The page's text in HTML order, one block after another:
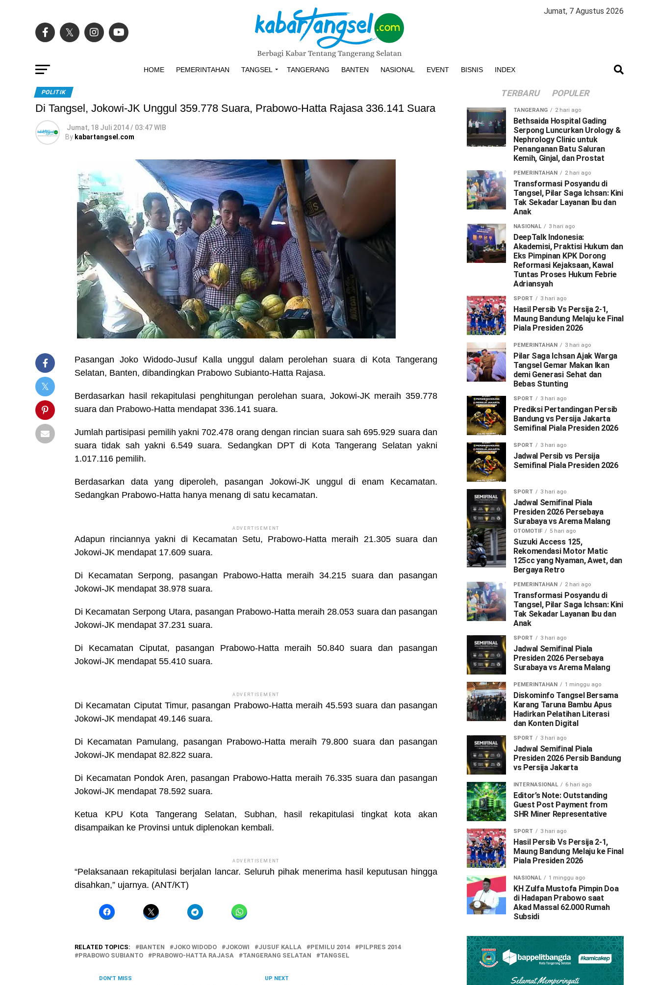
Jumat, 7 Agustus 2026
HOME PEMERINTAHAN TANGSEL TANGERANG BANTEN NASIONAL EVENT BISNIS INDEX
POLITIK
Di Tangsel, Jokowi-JK Unggul 359.778 Suara, Prabowo-Hatta Rajasa 336.141 Suara
Jumat, 18 Juli 2014 / 03:47 WIB
By kabartangsel.com
Pasangan Joko Widodo-Jusuf Kalla unggul dalam perolehan suara di Kota Tangerang
Selatan, Banten, dibandingkan Prabowo Subianto-Hatta Rajasa.
Berdasarkan hasil rekapitulasi penghitungan perolehan suara, Jokowi-JK meraih 359.778
suara dan Prabowo-Hatta mendapat 336.141 suara.
Jumlah partisipasi pemilih yakni 702.478 orang dengan rincian suara sah 695.929 suara dan
suara tidak sah yakni 6.549 suara. Sedangkan DPT di Kota Tangerang Selatan yakni
1.017.116 pemilih.
Berdasarkan data yang diperoleh, pasangan Jokowi-JK unggul di enam Kecamatan.
Sedangkan Prabowo-Hatta hanya menang di satu kecamatan.
ADVERTISEMENT
Adapun rinciannya yakni di Kecamatan Setu, Prabowo-Hatta meraih 21.305 suara dan
Jokowi-JK mendapat 17.609 suara.
Di Kecamatan Serpong, pasangan Prabowo-Hatta meraih 34.215 suara dan pasangan
Jokowi-JK mendapat 38.978 suara.
Di Kecamatan Serpong Utara, pasangan Prabowo-Hatta meraih 28.053 suara dan pasangan
Jokowi-JK mendapat 37.231 suara.
Di Kecamatan Ciputat, pasangan Prabowo-Hatta meraih 50.840 suara dan pasangan
Jokowi-JK mendapat 55.410 suara.
ADVERTISEMENT
Di Kecamatan Ciputat Timur, pasangan Prabowo-Hatta meraih 45.593 suara dan pasangan
Jokowi-JK mendapat 49.146 suara.
Di Kecamatan Pamulang, pasangan Prabowo-Hatta meraih 79.800 suara dan pasangan
Jokowi-JK mendapat 82.822 suara.
Di Kecamatan Pondok Aren, pasangan Prabowo-Hatta meraih 76.335 suara dan pasangan
Jokowi-JK mendapat 78.592 suara.
Ketua KPU Kota Tangerang Selatan, Subhan, hasil rekapitulasi tingkat kota akan
disampaikan ke Provinsi untuk diplenokan kembali.
ADVERTISEMENT
“Pelaksanaan rekapitulasi berjalan lancar. Seluruh pihak menerima hasil keputusan hingga
disahkan,” ujarnya. (ANT/KT)
RELATED TOPICS: BANTEN JOKO WIDODO JOKOWI JUSUF KALLA PEMILU 2014
PILPRES 2014
PRABOWO SUBIANTO
PRABOWO-HATTA RAJASA TANGERANG SELATAN TANGSEL
UP NEXT
DON'T MISS
TERBARU POPULER
TANGERANG 2 hari ago
Bethsaida Hospital Gading
Serpong Luncurkan Urology &
Nephrology Clinic untuk
Penanganan Batu Saluran
Kemih, Ginjal, dan Prostat
PEMERINTAHAN 2 hari ago
Transformasi Posyandu di
Tangsel, Pilar Saga Ichsan: Kini
Tak Sekadar Layanan Ibu dan
Anak
NASIONAL 3 hari ago
DeepTalk Indonesia:
Akademisi, Praktisi Hukum dan
Eks Pimpinan KPK Dorong
Reformasi Kejaksaan, Kawal
Tuntas Proses Hukum Febrie
Adriansyah
SPORT 3 hari ago
Hasil Persib Vs Persija 2-1,
Maung Bandung Melaju ke Final
Piala Presiden 2026
PEMERINTAHAN 3 hari ago
Pilar Saga Ichsan Ajak Warga
Tangsel Gemar Makan Ikan
demi Generasi Sehat dan
Bebas Stunting
SPORT 3 hari ago
Prediksi Pertandingan Persib
Bandung vs Persija Jakarta
Semifinal Piala Presiden 2026
SPORT 3 hari ago
Jadwal Persib vs Persija
Semifinal Piala Presiden 2026
SPORT 3 hari ago
Jadwal Semifinal Piala
Presiden 2026 Persebaya
Surabaya vs Arema Malang
OTOMOTIF 5 hari ago
Suzuki Access 125,
Rekomendasi Motor Matic
125cc yang Nyaman, Awet, dan
Bergaya Retro
PEMERINTAHAN 2 hari ago
Transformasi Posyandu di
Tangsel, Pilar Saga Ichsan: Kini
Tak Sekadar Layanan Ibu dan
Anak
SPORT 3 hari ago
Jadwal Semifinal Piala
Presiden 2026 Persebaya
Surabaya vs Arema Malang
PEMERINTAHAN 1 minggu ago
Diskominfo Tangsel Bersama
Karang Taruna Bambu Apus
Hadirkan Pelatihan Literasi
dan Konten Digital
SPORT 3 hari ago
Jadwal Semifinal Piala
Presiden 2026 Persib Bandung
vs Persija Jakarta
INTERNASIONAL 6 hari ago
Editor’s Note: Outstanding
Guest Post Payment from
SHR Miner Representative
SPORT 3 hari ago
Hasil Persib Vs Persija 2-1,
Maung Bandung Melaju ke Final
Piala Presiden 2026
NASIONAL 1 minggu ago
KH Zulfa Mustofa Pimpin Doa
di Hadapan Prabowo saat
Akad Massal 62.000 Rumah
Subsidi